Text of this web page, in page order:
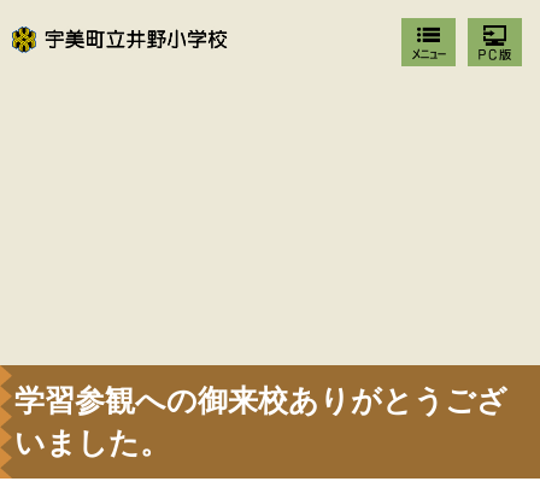
学習参観への御来校ありがとうござ
いました。